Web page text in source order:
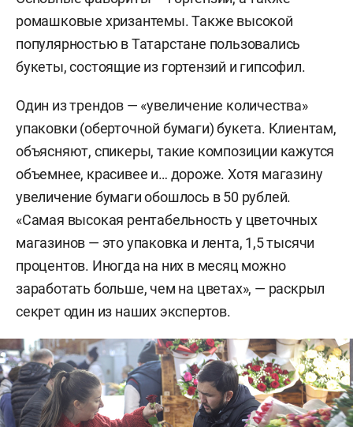
ромашковые хризантемы. Также высокой
популярностью в Татарстане пользовались
букеты, состоящие из гортензий и гипсофил.
Один из трендов — «увеличение количества»
упаковки (оберточной бумаги) букета. Клиентам,
объясняют, спикеры, такие композиции кажутся
объемнее, красивее и… дороже. Хотя магазину
увеличение бумаги обошлось в 50 рублей.
«Самая высокая рентабельность у цветочных
магазинов — это упаковка и лента, 1,5 тысячи
процентов. Иногда на них в месяц можно
заработать больше, чем на цветах», — раскрыл
секрет один из наших экспертов.